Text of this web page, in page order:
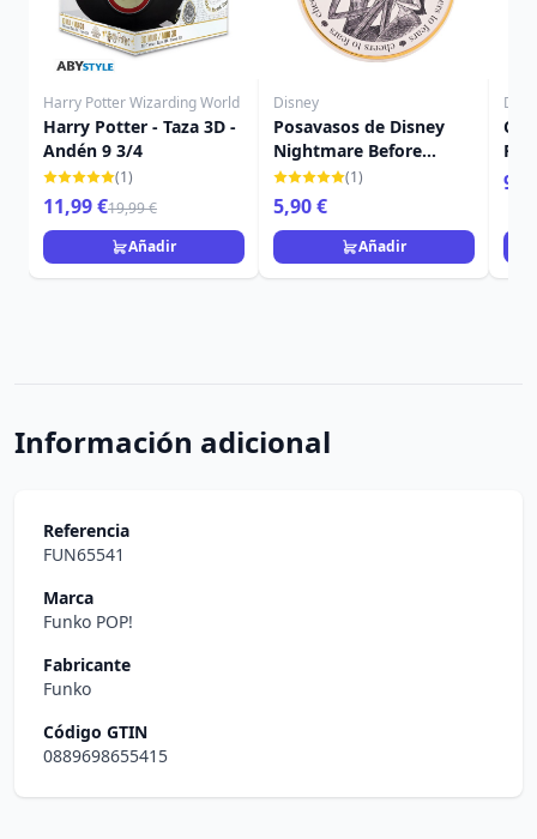
Harry Potter Wizarding World
Harry Potter - Taza 3D -
Andén 9 3/4
(1)
11,99 €19,99 €
Añadir
Disney
Posavasos de Disney
Nightmare Before
Christmas(1)
5,90 €
Añadir
Información adicional
Referencia
FUN65541
Marca
Funko POP!
Fabricante
Funko
Código GTIN
0889698655415